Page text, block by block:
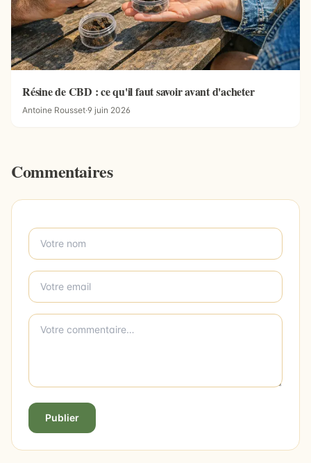
Résine de CBD : ce qu'il faut savoir avant d'acheter
Antoine Rousset·9 juin 2026
Commentaires
Publier